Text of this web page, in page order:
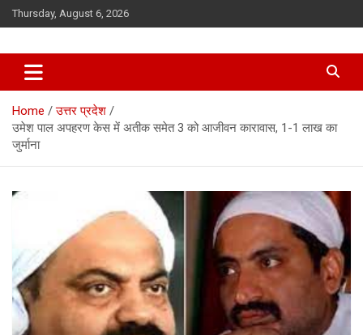
Skip
to
Thursday, August 6, 2026
Home
उत्तर प्रदेश
उमेश पाल अपहरण केस में अतीक समेत 3 को आजीवन कारावास, 1-1 लाख का
जुर्माना